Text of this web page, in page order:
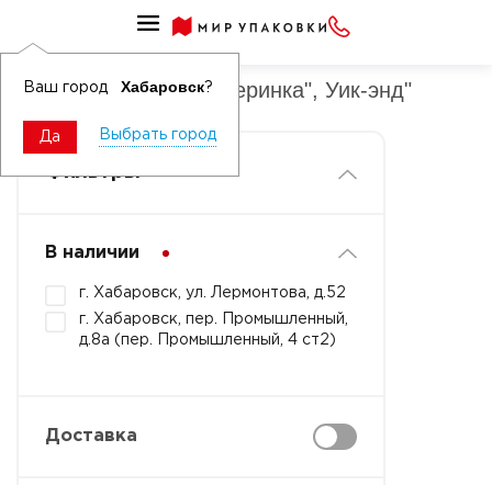
Ваш город Хабаровск?
Да Выбрать город
СЫРЬЕ И КОМПЛЕКТУЮЩИЕ ДЛЯ ПРОИЗВОДСТВА
Комплектующие "Вечеринка", Уик-энд"
Фильтры
В наличии
г. Хабаровск, ул. Лермонтова, д.52
г. Хабаровск, пер. Промышленный,
д.8а (пер. Промышленный, 4 ст2)
Доставка